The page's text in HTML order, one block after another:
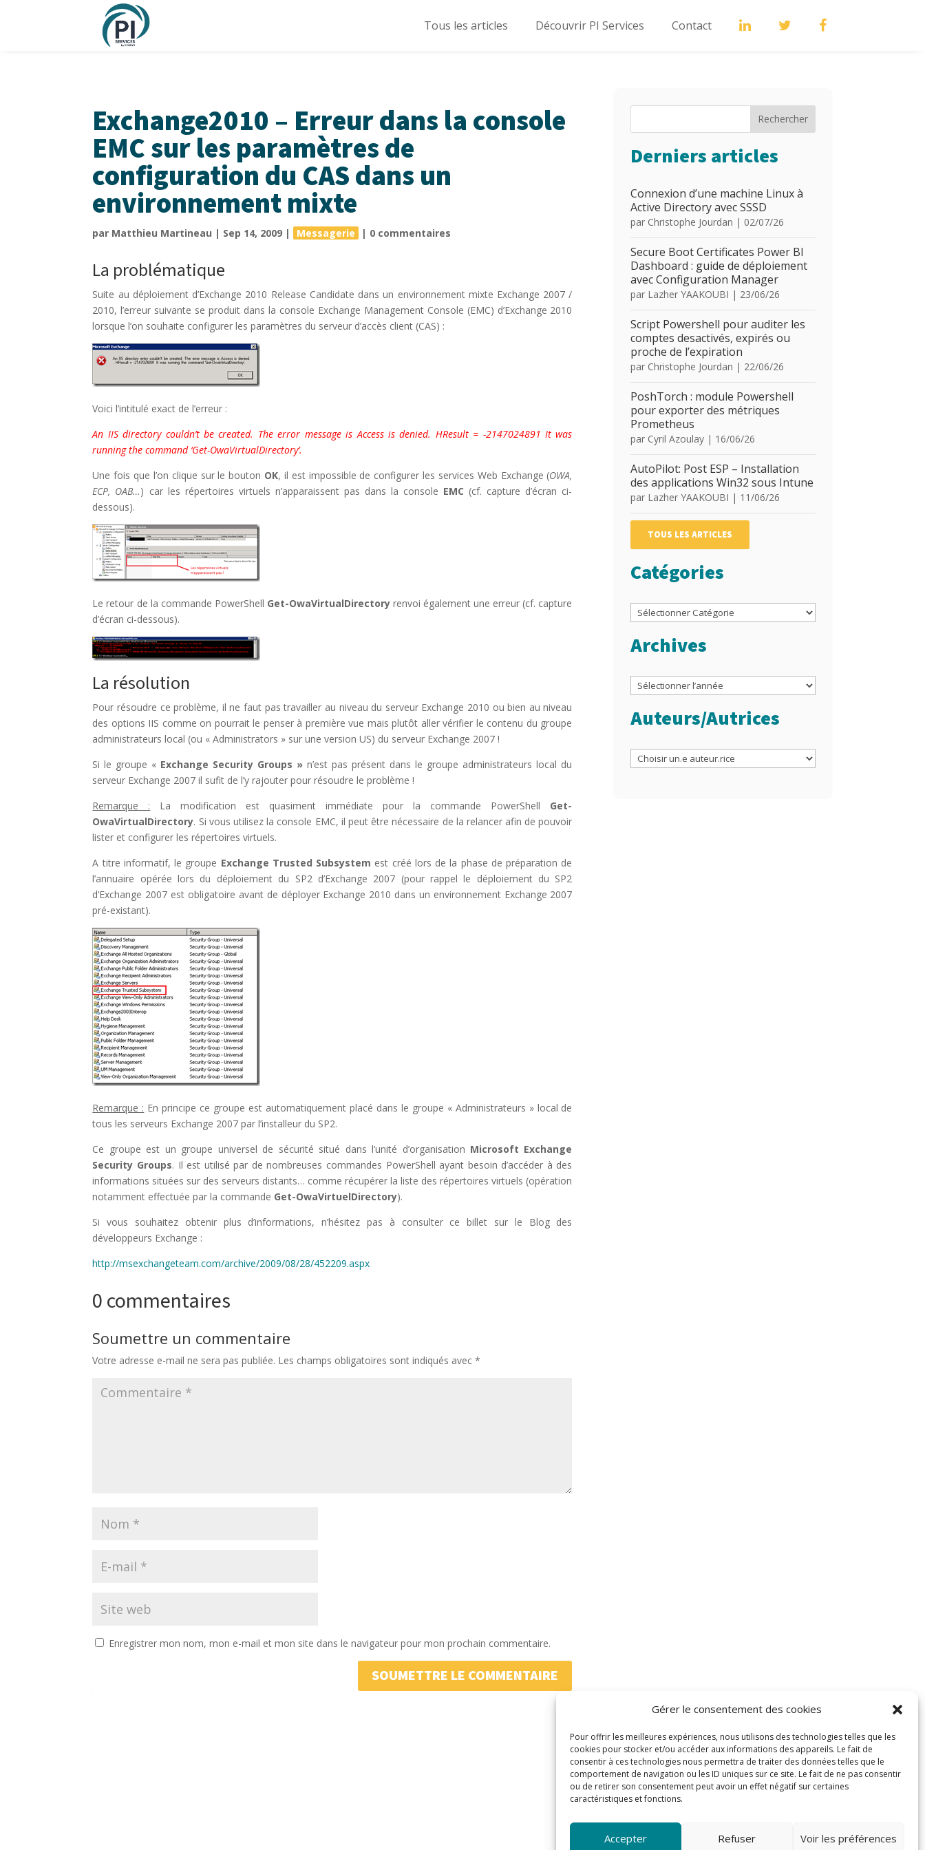
Gérer le consentement des cookies
Pour offrir les meilleures expériences, nous utilisons des technologies telles que les
cookies pour stocker et/ou accéder aux informations des appareils. Le fait de
consentir à ces technologies nous permettra de traiter des données telles que le
comportement de navigation ou les ID uniques sur ce site. Le fait de ne pas consentir
ou de retirer son consentement peut avoir un effet négatif sur certaines
caractéristiques et fonctions.
Accepter Refuser Voir les préférences
Tous les articles Découvrir PI Services Contact
Exchange2010 – Erreur dans la console
EMC sur les paramètres de
configuration du CAS dans un
environnement mixte
par Matthieu Martineau | Sep 14, 2009 | Messagerie | 0 commentaires
La problématique
Suite au déploiement d’Exchange 2010 Release Candidate dans un environnement mixte Exchange 2007 /
2010, l’erreur suivante se produit dans la console Exchange Management Console (EMC) d’Exchange 2010
lorsque l’on souhaite configurer les paramètres du serveur d’accès client (CAS) :
Voici l’intitulé exact de l’erreur :
An IIS directory couldn’t be created. The error message is Access is denied. HResult = -2147024891 It was
running the command ‘Get-OwaVirtualDirectory’.
Une fois que l’on clique sur le bouton OK, il est impossible de configurer les services Web Exchange (OWA,
ECP, OAB…) car les répertoires virtuels n’apparaissent pas dans la console EMC (cf. capture d’écran ci-
dessous).
Le retour de la commande PowerShell Get-OwaVirtualDirectoryrenvoi également une erreur (cf. capture
d’écran ci-dessous).
La résolution
Pour résoudre ce problème, il ne faut pas travailler au niveau du serveur Exchange 2010 ou bien au niveau
des options IIS comme on pourrait le penser à première vue mais plutôt aller vérifier le contenu du groupe
administrateurs local (ou « Administrators » sur une version US) du serveur Exchange 2007 !
Si le groupe « Exchange Security Groups » n’est pas présent dans le groupe administrateurs local du
serveur Exchange 2007 il sufit de l’y rajouter pour résoudre le problème !
Remarque : La modification est quasiment immédiate pour la commande PowerShell Get-
OwaVirtualDirectory. Si vous utilisez la console EMC, il peut être nécessaire de la relancer afin de pouvoir
lister et configurer les répertoires virtuels.
A titre informatif, le groupe Exchange Trusted Subsystem est créé lors de la phase de préparation de
l’annuaire opérée lors du déploiement du SP2 d’Exchange 2007 (pour rappel le déploiement du SP2
d’Exchange 2007 est obligatoire avant de déployer Exchange 2010 dans un environnement Exchange 2007
pré-existant).
Remarque : En principe ce groupe est automatiquement placé dans le groupe « Administrateurs » local de
tous les serveurs Exchange 2007 par l’installeur du SP2.
Ce groupe est un groupe universel de sécurité situé dans l’unité d’organisation Microsoft Exchange
Security Groups. Il est utilisé par de nombreuses commandes PowerShell ayant besoin d’accéder à des
informations situées sur des serveurs distants… comme récupérer la liste des répertoires virtuels (opération
notamment effectuée par la commande Get-OwaVirtuelDirectory).
Si vous souhaitez obtenir plus d’informations, n’hésitez pas à consulter ce billet sur le Blog des
développeurs Exchange :
http://msexchangeteam.com/archive/2009/08/28/452209.aspx
0 commentaires
Soumettre un commentaire
Votre adresse e-mail ne sera pas publiée. Les champs obligatoires sont indiqués avec*
Enregistrer mon nom, mon e-mail et mon site dans le navigateur pour mon prochain commentaire.
SOUMETTRE LE COMMENTAIRE
Rechercher
Derniers articles
Connexion d’une machine Linux à
Active Directory avec SSSD
par Christophe Jourdan | 02/07/26
Secure Boot Certificates Power BI
Dashboard : guide de déploiement
avec Configuration Manager
par Lazher YAAKOUBI | 23/06/26
Script Powershell pour auditer les
comptes desactivés, expirés ou
proche de l’expiration
par Christophe Jourdan | 22/06/26
PoshTorch : module Powershell
pour exporter des métriques
Prometheus
par Cyril Azoulay| 16/06/26
AutoPilot: Post ESP – Installation
des applications Win32 sous Intune
par Lazher YAAKOUBI | 11/06/26
TOUS LES ARTICLES
Catégories
Catégories
Archives
Archives
Auteurs/Autrices